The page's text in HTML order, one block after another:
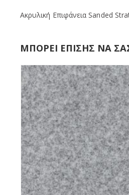
Ακρυλική Επιφάνεια Sanded
ΜΠΟΡΕΊ ΕΠΊΣΗΣ ΝΑ